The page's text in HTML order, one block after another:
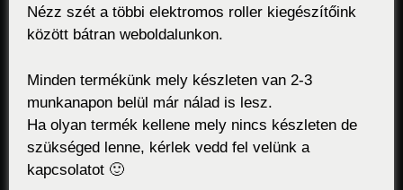
Nézz szét a többi elektromos roller kiegészítőink
között bátran weboldalunkon.
Minden termékünk mely készleten van 2-3
munkanapon belül már nálad is lesz.
Ha olyan termék kellene mely nincs készleten de
szükséged lenne, kérlek vedd fel velünk a
kapcsolatot 🙂